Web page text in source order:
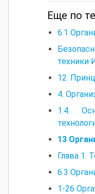
Еще по
6.1
техники
12.
4.
1.4.
13
Глава 1.
6.3
1-26